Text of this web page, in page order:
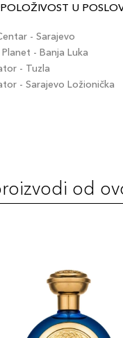
U
- Sarajevo
- Banja Luka
- Tuzla
- Sarajevo Ložionička
od